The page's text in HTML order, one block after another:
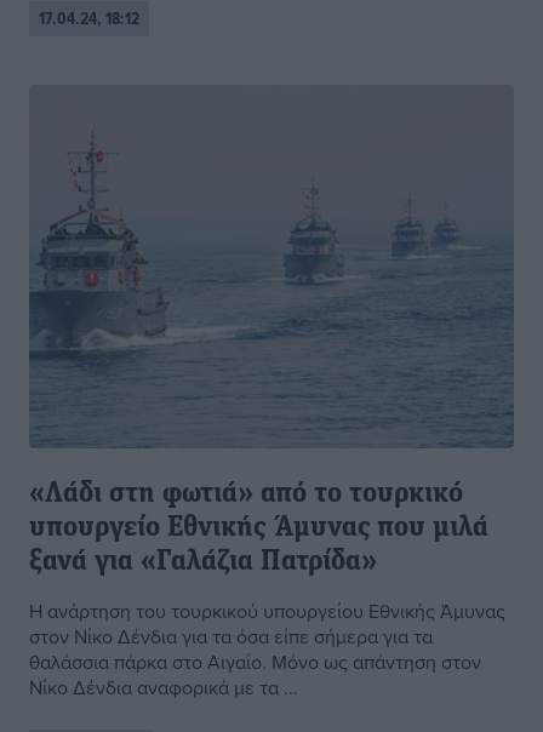
17.04.24, 18:12
«Λάδι στη φωτιά» από το τουρκικό
υπουργείο Εθνικής Άμυνας που μιλά
ξανά για «Γαλάζια Πατρίδα»
Η ανάρτηση του τουρκικού υπουργείου Εθνικής Άμυνας
στον Νίκο Δένδια για τα όσα είπε σήμερα για τα
θαλάσσια πάρκα στο Αιγαίο. Μόνο ως απάντηση στον
Νίκο Δένδια αναφορικά με τα ...